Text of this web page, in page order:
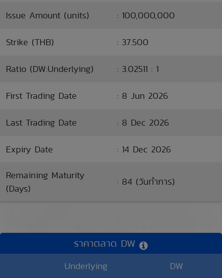
Issue Amount (units) : 100,000,000
Strike (THB) : 37.500
Ratio (DW:Underlying) : 3.02511 : 1
First Trading Date : 8 Jun 2026
Last Trading Date : 8 Dec 2026
Expiry Date : 14 Dec 2026
Remaining Maturity
(Days)
: 84 (วันทำการ)
ราคาตลาด DW
Underlying DW